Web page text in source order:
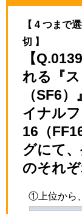
【 4 つま
切 】
【
れる『
（SF6
イナル
16（
グにて
のそれ
①上位から